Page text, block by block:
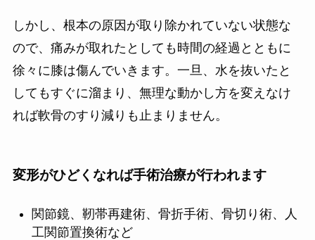
しかし、根本の原因が取り除かれていない状態な
ので、痛みが取れたとしても時間の経過とともに
徐々に膝は傷んでいきます。一旦、水を抜いたと
してもすぐに溜まり、無理な動かし方を変えなけ
れば軟骨のすり減りも止まりません。
変形がひどくなれば手術治療が行われます
関節鏡、靭帯再建術、骨折手術、骨切り術、人
工関節置換術など